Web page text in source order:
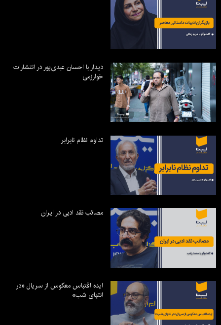
دیدار با احسان عبدی‌پور در انتشارات
خوارزمی
تداوم نظام نابرابر
مصائب نقد ادبی در ایران
ایده اقتباس معکوس از سریال «در
انتهای شب»